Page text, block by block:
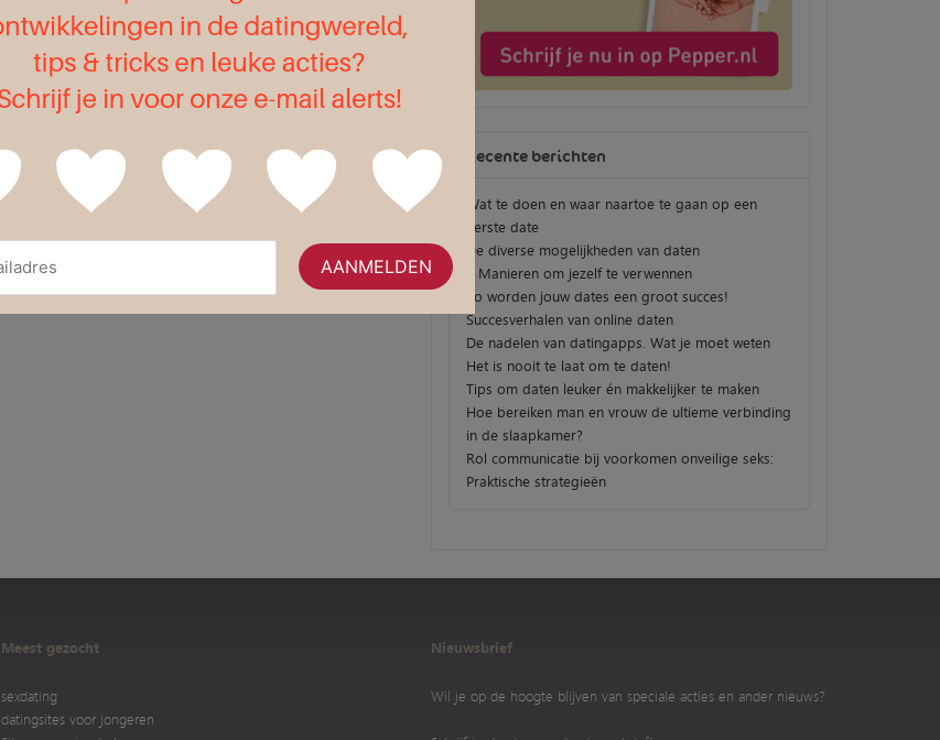
Recente berichten
Wat te doen en waar naartoe te gaan op een
eerste date
De diverse mogelijkheden van daten
3 Manieren om jezelf te verwennen
Zo worden jouw dates een groot succes!
Succesverhalen van online daten
De nadelen van datingapps. Wat je moet weten
Het is nooit te laat om te daten!
Tips om daten leuker én makkelijker te maken
Hoe bereiken man en vrouw de ultieme verbinding
in de slaapkamer?
Rol communicatie bij voorkomen onveilige seks:
Praktische strategieën
Meest gezocht
sexdating
datingsites voor jongeren
Nieuwsbrief
Wil je op de hoogte blijven van speciale acties en ander nieuws?